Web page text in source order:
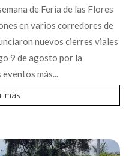
de Feria de las Flores
en varios corredores de
nuevos cierres viales
9 de agosto por la
más...
más